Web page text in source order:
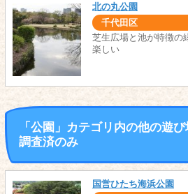
北の丸公園
千代田区
芝生広場と池が特徴の
楽しい
「公園」カテゴリ内の他の
調査済のみ
国営ひたち海浜公園